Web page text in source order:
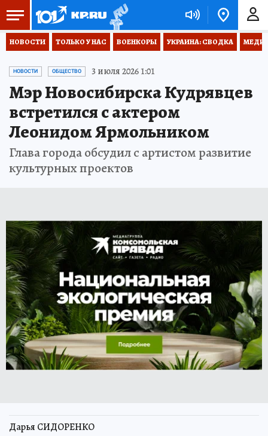
НОВОСТИ ТОЛЬКО У НАС ВОЕНКОРЫ УКРАИНА: СВОДКА
НОВОСТИ ОБЩЕСТВО 3 июля 2026 1:01
Мэр Новосибирска Кудрявцев
встретился с актером
Леонидом Ярмольником
Глава города обсудил с артистом развитие
культурных проектов
Дарья СИДОРЕНКО